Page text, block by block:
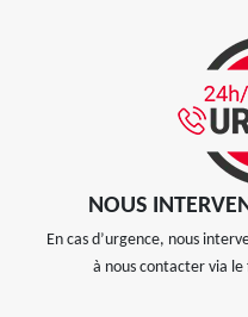
NOUS
En cas d’urgence, nous
à nous contacter via